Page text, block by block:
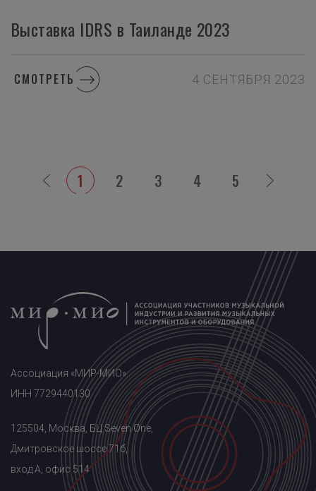
Выставка IDRS в Таиланде 2023
СМОТРЕТЬ 4 СЕНТЯБРЯ 2023
1 2 3 4 5
Ассоциация «МИР-МИО»
ИНН 7729440130
125504, Москва, БЦ Seven One,
Дмитровское шоссе 71б,
вход A, офис 514